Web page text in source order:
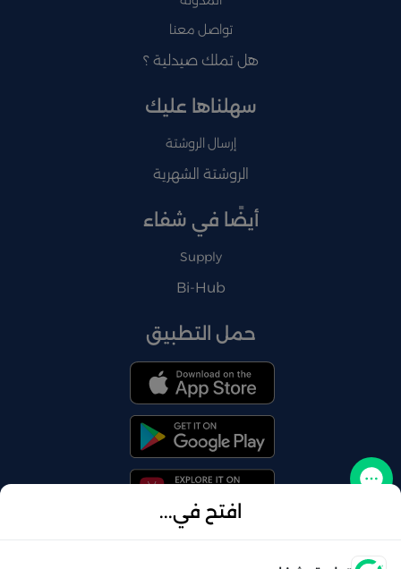
افتح في...
تواصل معنا
هل تملك صيدلية ؟
سهلناها عليك
إرسال الروشتة
الروشتة الشهرية
أيضًا في شفاء
Supply
Bi-Hub
حمل التطبيق
تواصل معنا